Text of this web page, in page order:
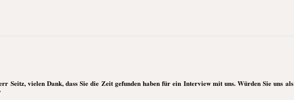
Seitz, vielen Dank, dass Sie die Zeit gefunden haben für ein Interview mit uns. Würden Sie uns als